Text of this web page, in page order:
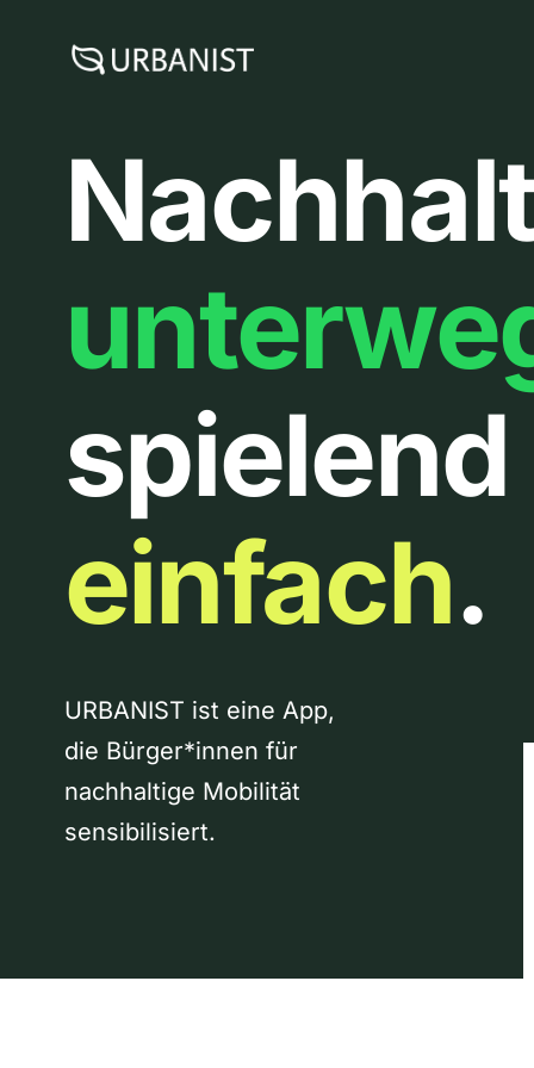
spielend
einfach.
URBANIST ist eine App,
die Bürger*innen für
nachhaltige Mobilität
sensibilisiert.